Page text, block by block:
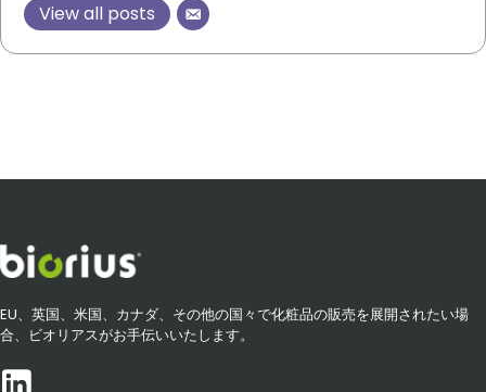
View all posts
EU、英国、米国、カナダ、その他の国々で化粧品の販売を展開されたい場
合、ビオリアスがお手伝いいたします。